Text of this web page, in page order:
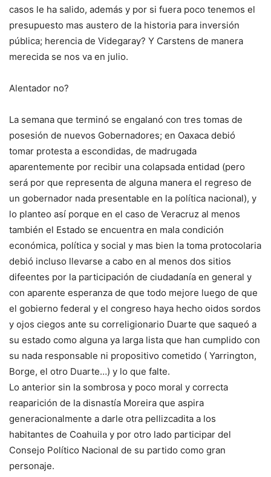
casos le ha salido, además y por si fuera poco tenemos el
presupuesto mas austero de la historia para inversión
pública; herencia de Videgaray? Y Carstens de manera
merecida se nos va en julio.
Alentador no?
La semana que terminó se engalanó con tres tomas de
posesión de nuevos Gobernadores; en Oaxaca debió
tomar protesta a escondidas, de madrugada
aparentemente por recibir una colapsada entidad (pero
será por que representa de alguna manera el regreso de
un gobernador nada presentable en la política nacional), y
lo planteo así porque en el caso de Veracruz al menos
también el Estado se encuentra en mala condición
económica, política y social y mas bien la toma protocolaria
debió incluso llevarse a cabo en al menos dos sitios
difeentes por la participación de ciudadanía en general y
con aparente esperanza de que todo mejore luego de que
el gobierno federal y el congreso haya hecho oidos sordos
y ojos ciegos ante su correligionario Duarte que saqueó a
su estado como alguna ya larga lista que han cumplido con
su nada responsable ni propositivo cometido ( Yarrington,
Borge, el otro Duarte…) y lo que falte.
Lo anterior sin la sombrosa y poco moral y correcta
reaparición de la disnastía Moreira que aspira
generacionalmente a darle otra pellizcadita a los
habitantes de Coahuila y por otro lado participar del
Consejo Político Nacional de su partido como gran
personaje.